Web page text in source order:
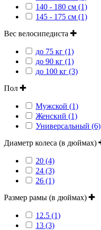
140 - 180 см (1)
145 - 175 см (1)
Вес велосипедиста
до 75 кг (1)
до 90 кг (1)
до 100 кг (3)
Пол
Мужской (1)
Женский (1)
Универсальный (6)
Диаметр колеса (в дюймах)
20 (4)
24 (3)
26 (1)
Размер рамы (в дюймах)
12.5 (1)
13 (3)